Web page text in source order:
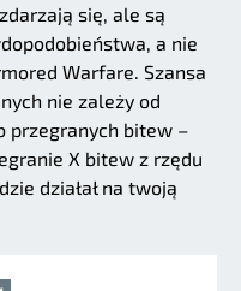
się, ale są
a nie
Warfare. Szansa
nie zależy od
przegranych bitew –
X bitew z rzędu
działał na twoją